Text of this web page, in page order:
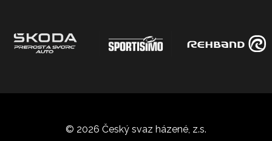
© 2026 Český svaz házené, z.s.